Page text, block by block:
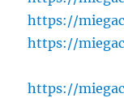
https://
https://
https://